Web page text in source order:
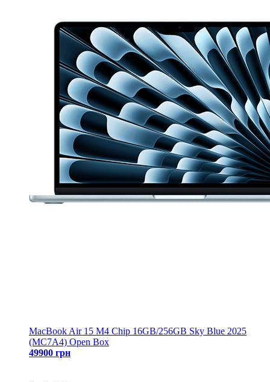
MacBook Air 15 M4 Chip 16GB/256GB Sky Blue 2025
(MC7A4) Open Box
49900 грн